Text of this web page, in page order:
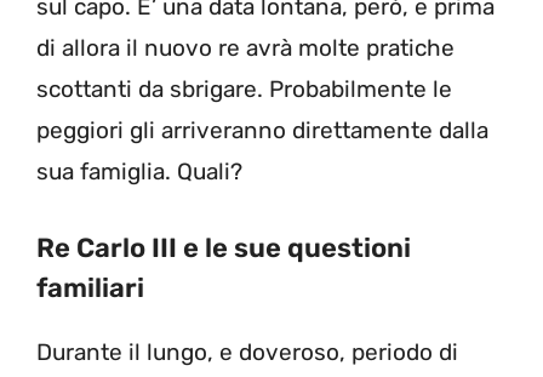
sul capo. E’ una data lontana, però, e prima
di allora il nuovo re avrà molte pratiche
scottanti da sbrigare. Probabilmente le
peggiori gli arriveranno direttamente dalla
sua famiglia. Quali?
Re Carlo III e le sue questioni
familiari
Durante il lungo, e doveroso, periodo di